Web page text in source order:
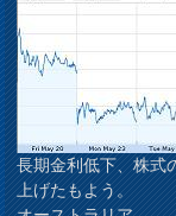
長期金利低下、株式
上げたもよう。